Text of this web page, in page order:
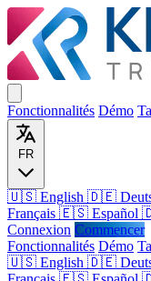
Fonctionnalités Démo
FR
🇺🇸 English 🇩🇪
Français 🇪🇸 Español
Connexion Commencer
Fonctionnalités Démo
🇺🇸 English 🇩🇪